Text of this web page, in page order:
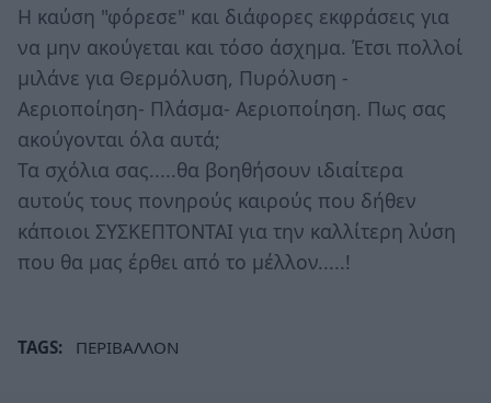
Η καύση "φόρεσε" και διάφορες εκφράσεις για
να μην ακούγεται και τόσο άσχημα. Έτσι πολλοί
μιλάνε για Θερμόλυση, Πυρόλυση -
Αεριοποίηση- Πλάσμα- Αεριοποίηση. Πως σας
ακούγονται όλα αυτά;
Τα σχόλια σας.....θα βοηθήσουν ιδιαίτερα
αυτούς τους πονηρούς καιρούς που δήθεν
κάποιοι ΣΥΣΚΕΠΤΟΝΤΑΙ για την καλλίτερη λύση
που θα μας έρθει από το μέλλον.....!
TAGS: ΠΕΡΙΒΑΛΛΟΝ